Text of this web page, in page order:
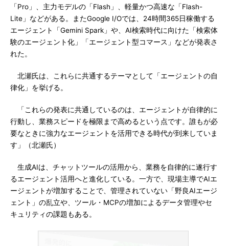
「Pro」、主力モデルの「Flash」、軽量かつ高速な「Flash-
Lite」などがある。またGoogle I/Oでは、24時間365日稼働する
エージェント「Gemini Spark」や、AI検索時代に向けた「検索体
験のエージェント化」「エージェント型コマース」などが発表さ
れた。
北瀬氏は、これらに共通するテーマとして「エージェントの自
律化」を挙げる。
「これらの発表に共通しているのは、エージェントが自律的に
行動し、業務スピードを極限まで高めるという点です。誰もが必
要なときに強力なエージェントを活用できる時代が到来していま
す」（北瀬氏）
生成AIは、チャットツールの活用から、業務を自律的に遂行す
るエージェント活用へと進化している。一方で、現場主導でAIエ
ージェントが増加することで、管理されていない「野良AIエージ
ェント」の乱立や、ツール・MCPの増加によるデータ管理やセ
キュリティの課題もある。